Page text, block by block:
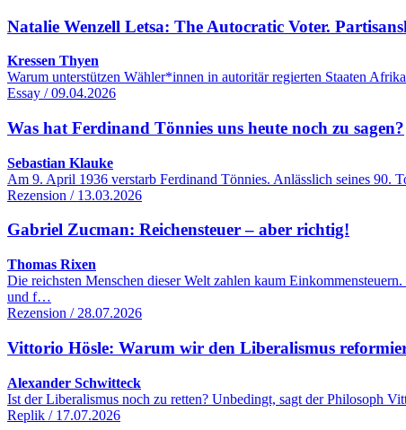
Natalie Wenzell Letsa: The Autocratic Voter.
Kressen Thyen
Warum unterstützen Wähler*innen in autoritär regierten Staaten
Essay / 09.04.2026
Was hat Ferdinand Tönnies uns heute noch zu sagen?
Sebastian Klauke
Am 9. April 1936 verstarb Ferdinand Tönnies. Anlässlich seines 90.
Rezension / 13.03.2026
Gabriel Zucman: Reichensteuer – aber richtig!
Thomas Rixen
Die reichsten Menschen dieser Welt zahlen kaum
und f…
Rezension / 28.07.2026
Vittorio Hösle: Warum wir den Liberalismus
Alexander Schwitteck
Ist der Liberalismus noch zu retten? Unbedingt, sagt der Philosoph
Replik / 17.07.2026